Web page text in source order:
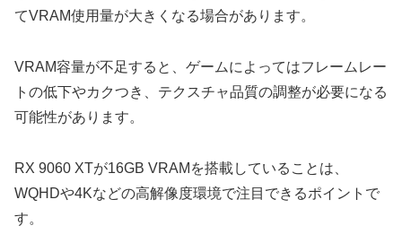
てVRAM使用量が大きくなる場合があります。
VRAM容量が不足すると、ゲームによってはフレームレー
トの低下やカクつき、テクスチャ品質の調整が必要になる
可能性があります。
RX 9060 XTが16GB VRAMを搭載していることは、
WQHDや4Kなどの高解像度環境で注目できるポイントで
す。